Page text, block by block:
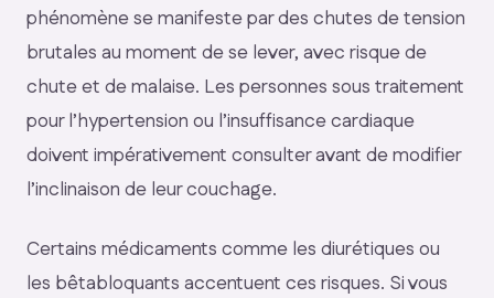
phénomène se manifeste par des chutes de tension
brutales au moment de se lever, avec risque de
chute et de malaise. Les personnes sous traitement
pour l’hypertension ou l’insuffisance cardiaque
doivent impérativement consulter avant de modifier
l’inclinaison de leur couchage.
Certains médicaments comme les diurétiques ou
les bêtabloquants accentuent ces risques. Si vous